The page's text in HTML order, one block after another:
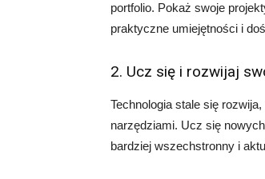
portfolio. Pokaż swoje
praktyczne umiejętności i
2. Ucz się i rozwijaj
Technologia stale się
narzędziami. Ucz się
bardziej wszechstronny i